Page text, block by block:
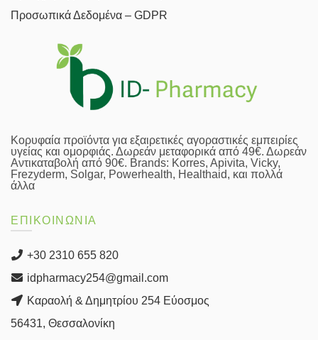
Προσωπικά Δεδομένα – GDPR
Κορυφαία προϊόντα για εξαιρετικές αγοραστικές εμπειρίες
υγείας και ομορφιάς. Δωρεάν μεταφορικά από 49€. Δωρεάν
Αντικαταβολή από 90€. Brands: Korres, Apivita, Vicky,
Frezyderm, Solgar, Powerhealth, Healthaid, και πολλά
άλλα
ΕΠΙΚΟΙΝΩΝΙΑ
+30 2310 655 820
idpharmacy254@gmail.com
Καραολή & Δημητρίου 254 Εύοσμος
56431, Θεσσαλονίκη